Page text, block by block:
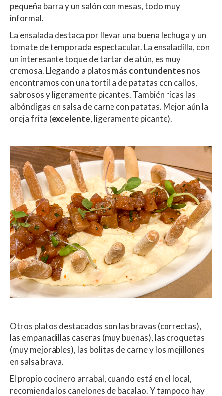
pequeña barra y un salón con mesas, todo muy
informal.
La ensalada destaca por llevar una buena lechuga y un
tomate de temporada espectacular. La ensaladilla, con
un interesante toque de tartar de atún, es muy
cremosa. Llegando a platos más contundentesnos
encontramos con una tortilla de patatas con callos,
sabrosos y ligeramente picantes. También ricas las
albóndigas en salsa de carne con patatas. Mejor aún la
oreja frita (excelente, ligeramente picante).
Otros platos destacados son las bravas (correctas),
las empanadillas caseras (muy buenas), las croquetas
(muy mejorables), las bolitas de carne y los mejillones
en salsa brava.
El propio cocinero arrabal, cuando está en el local,
recomienda los canelones de bacalao. Y tampoco hay